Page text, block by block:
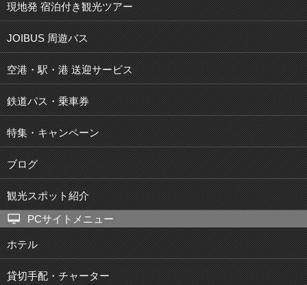
現地発 宿泊付き観光ツアー
JOIBUS 周遊バス
空港・駅・港 送迎サービス
鉄道パス・乗車券
特集・キャンペーン
ブログ
観光スポット紹介
PCサイトメニュー
ホテル
貸切手配・チャーター